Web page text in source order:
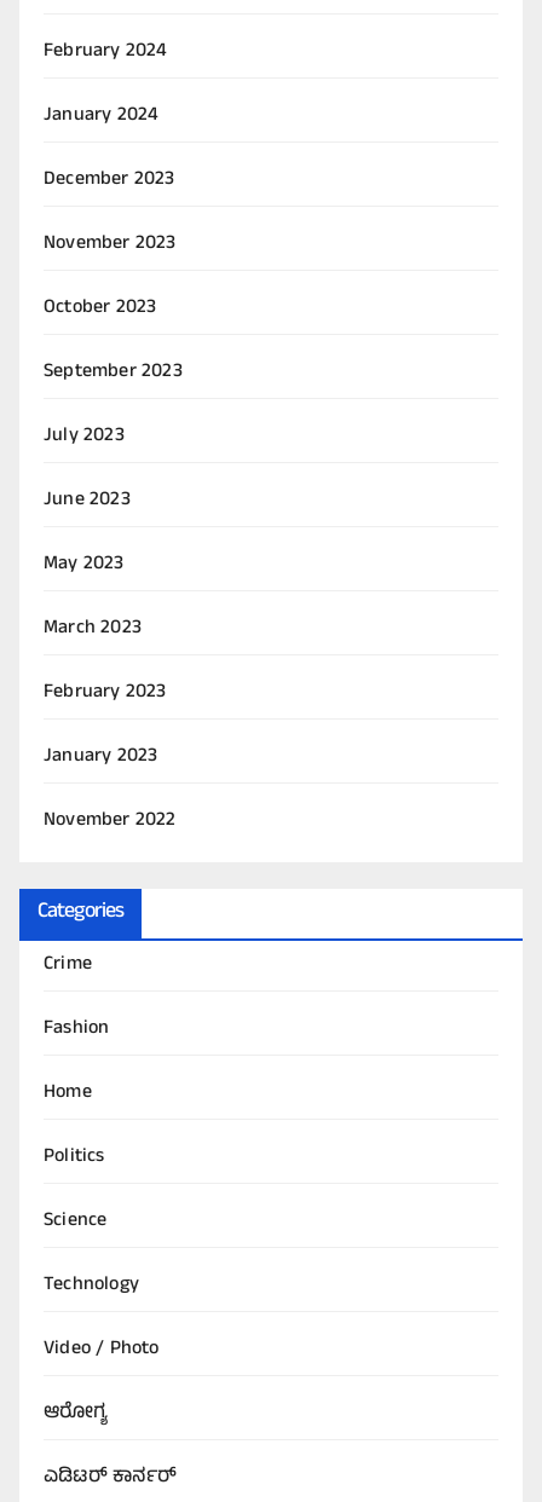
February 2024
January 2024
December 2023
November 2023
October 2023
September 2023
July 2023
June 2023
May 2023
March 2023
February 2023
January 2023
November 2022
Categories
Crime
Fashion
Home
Politics
Science
Technology
Video / Photo
ಆರೋಗ್ಯ
ಎಡಿಟರ್‌ ಕಾರ್ನರ್